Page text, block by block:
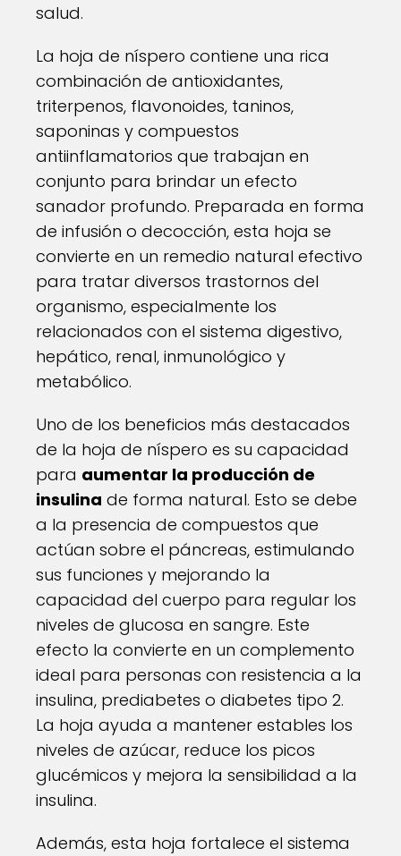
salud.
La hoja de níspero contiene una rica
combinación de antioxidantes,
triterpenos, flavonoides, taninos,
saponinas y compuestos
antiinflamatorios que trabajan en
conjunto para brindar un efecto
sanador profundo. Preparada en forma
de infusión o decocción, esta hoja se
convierte en un remedio natural efectivo
para tratar diversos trastornos del
organismo, especialmente los
relacionados con el sistema digestivo,
hepático, renal, inmunológico y
metabólico.
Uno de los beneficios más destacados
de la hoja de níspero es su capacidad
para aumentar la producción de
insulina de forma natural. Esto se debe
a la presencia de compuestos que
actúan sobre el páncreas, estimulando
sus funciones y mejorando la
capacidad del cuerpo para regular los
niveles de glucosa en sangre. Este
efecto la convierte en un complemento
ideal para personas con resistencia a la
insulina, prediabetes o diabetes tipo 2.
La hoja ayuda a mantener estables los
niveles de azúcar, reduce los picos
glucémicos y mejora la sensibilidad a la
insulina.
Además, esta hoja fortalece el sistema